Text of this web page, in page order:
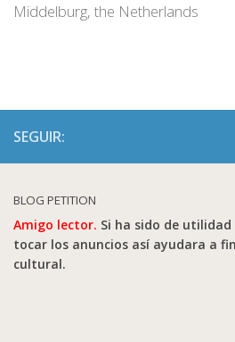
Middelburg, the Netherlands
SEGUIR:
BLOG PETITION
Amigo lector. Si ha sido de
tocar los anuncios así ayudara a
cultural.